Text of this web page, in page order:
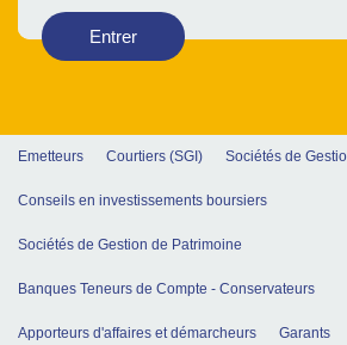
Entrer
Emetteurs Courtiers (SGI) Sociétés de
Conseils en investissements boursiers
Sociétés de Gestion de Patrimoine
Banques Teneurs de Compte - Conservateurs
Apporteurs d'affaires et démarcheurs Garants